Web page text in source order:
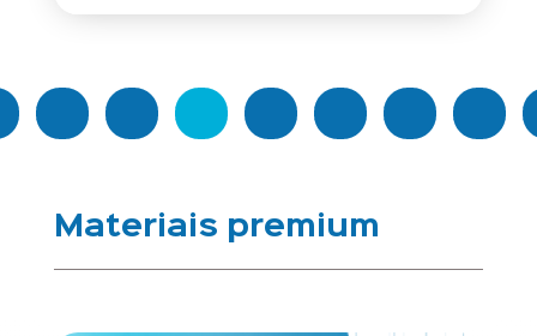
Materiais premium